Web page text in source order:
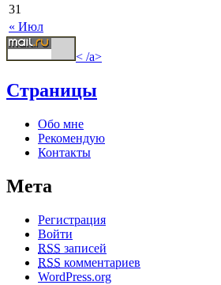
« Июл
31
< /a>
Страницы
Обо мне
Рекомендую
Контакты
Мета
Регистрация
Войти
RSS записей
RSS комментариев
WordPress.org